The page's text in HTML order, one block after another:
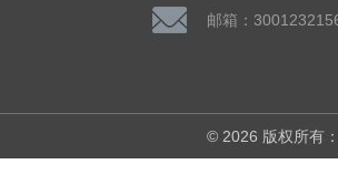
邮箱：
© 2026 版权所有